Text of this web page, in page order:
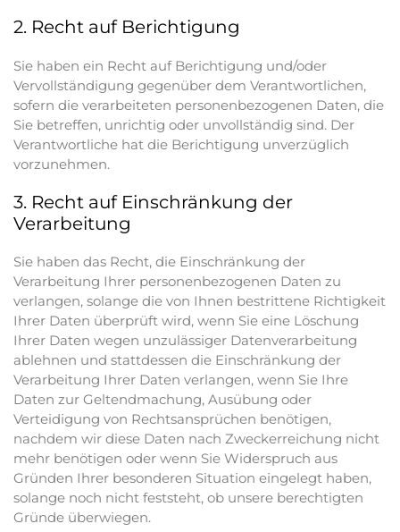
2. Recht auf Berichtigung
Sie haben ein Recht auf Berichtigung und/oder
Vervollständigung gegenüber dem Verantwortlichen,
sofern die verarbeiteten personenbezogenen Daten, die
Sie betreffen, unrichtig oder unvollständig sind. Der
Verantwortliche hat die Berichtigung unverzüglich
vorzunehmen.
3. Recht auf Einschränkung der
Verarbeitung
Sie haben das Recht, die Einschränkung der
Verarbeitung Ihrer personenbezogenen Daten zu
verlangen, solange die von Ihnen bestrittene Richtigkeit
Ihrer Daten überprüft wird, wenn Sie eine Löschung
Ihrer Daten wegen unzulässiger Datenverarbeitung
ablehnen und stattdessen die Einschränkung der
Verarbeitung Ihrer Daten verlangen, wenn Sie Ihre
Daten zur Geltendmachung, Ausübung oder
Verteidigung von Rechtsansprüchen benötigen,
nachdem wir diese Daten nach Zweckerreichung nicht
mehr benötigen oder wenn Sie Widerspruch aus
Gründen Ihrer besonderen Situation eingelegt haben,
solange noch nicht feststeht, ob unsere berechtigten
Gründe überwiegen.